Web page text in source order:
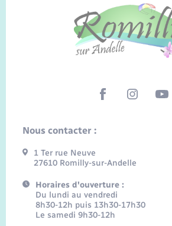
Nous contacter :
1 Ter rue Neuve
27610 Romilly-sur-Andelle
Horaires d'ouverture :
Du lundi au vendredi
8h30-12h puis 13h30-17h30
Le samedi 9h30-12h